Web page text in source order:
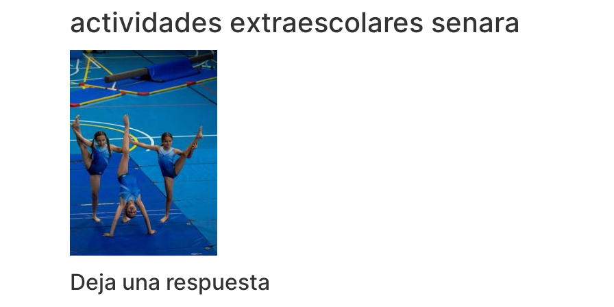
actividades extraescolares senara
Deja una respuesta